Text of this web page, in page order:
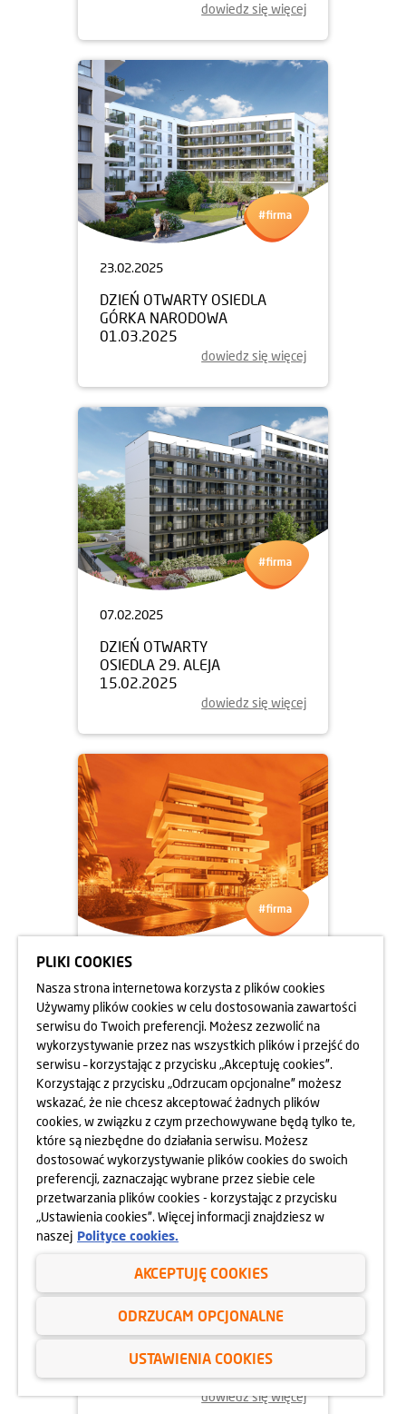
dowiedz się więcej
23.02.2025
DZIEŃ OTWARTY OSIEDLA
GÓRKA NARODOWA
01.03.2025
dowiedz się więcej
07.02.2025
DZIEŃ OTWARTY
OSIEDLA 29. ALEJA
15.02.2025
dowiedz się więcej
05.02.2025
NOWY ZARZĄD PZFD KRAKÓW
dowiedz się więcej
03.02.2025
DZIEŃ OTWARTY OSIEDLA
GÓRKA NARODOWA
08.02.2025
dowiedz się więcej
PLIKI COOKIES
Nasza strona internetowa korzysta z plików cookies
Używamy plików cookies w celu dostosowania zawartości
serwisu do Twoich preferencji. Możesz zezwolić na
wykorzystywanie przez nas wszystkich plików i przejść do
serwisu – korzystając z przycisku „Akceptuję cookies”.
Korzystając z przycisku „Odrzucam opcjonalne” możesz
wskazać, że nie chcesz akceptować żadnych plików
cookies, w związku z czym przechowywane będą tylko te,
które są niezbędne do działania serwisu. Możesz
dostosować wykorzystywanie plików cookies do swoich
preferencji, zaznaczając wybrane przez siebie cele
przetwarzania plików cookies - korzystając z przycisku
„Ustawienia cookies”. Więcej informacji znajdziesz w
naszej Polityce cookies.
AKCEPTUJĘ COOKIES
ODRZUCAM OPCJONALNE
USTAWIENIA COOKIES